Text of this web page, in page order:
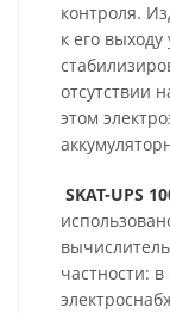
контроля.
к его
отсутствии
этом
SKAT-UPS
частности: в